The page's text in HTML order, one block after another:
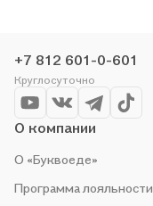
+7 812 601-0-601
Круглосуточно
О компании
О «Буквоеде»
Программа лояльности